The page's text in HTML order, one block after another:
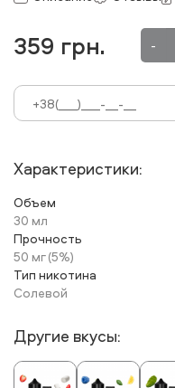
359 грн. -
Характеристики:
Объем
30 мл
Прочность
50 мг (5%)
Тип никотина
Солевой
Другие вкусы: